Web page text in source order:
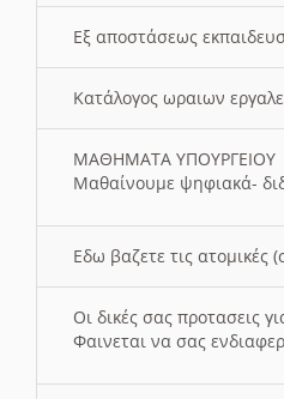
Εξ αποστάσεως
Κατάλογος ωραιων
ΜΑΘΗΜΑΤΑ ΥΠΟΥΡΓΕΙΟΥ
Μαθαίνουμε ψηφιακά-
Εδω βαζετε τις ατομικές
Οι δικές σας προτασεις
Φαινεται να σας